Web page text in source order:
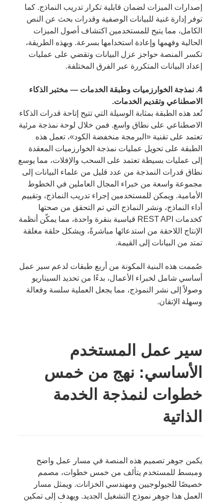
إصدارات الميزات لضمان قابلية تكرار تدريب النماذج. كما
توفر إدارة غنية للبيانات الوصفية وقدرات بحث عن النص
الكامل، مما يتيح للمستخدمين اكتشاف أصول الميزات
الحالية وفهمها وإعادة استخدامها بسرعة. وبهذه الطريقة،
تكسر المنصة حواجز عزل البيانات وتقضي على عمليات
إعداد البيانات المتكررة عبر الفرق المختلفة.
4. نمذجة الخوارزميات وطبقة الخدمات — مختبر الذكاء
الاصطناعي وتقديم الخدمات.
تُعد هذه الطبقة بمثابة الوسيلة التي تتيح إتاحة قدرات الذكاء
الاصطناعي على نطاق واسع. فمن خلال لوحة نمذجة مرئية
تعتمد على تقنية «البرمجة منخفضة الكود»، تعمل هذه
الطبقة على تحويل عمليات نمذجة الخوارزميات المعقدة
إلى عمليات بسيطة تعتمد على السحب والإفلات، مما يوسع
نطاق قدرات النمذجة من عدد قليل من علماء البيانات إلى
مجموعة واسعة من خبراء المجال العاملين في الخطوط
الأمامية. ويمكن للمستخدمين إجراء تدريب النماذج، وتقييم
أداء النماذج، ونشر النماذج التي تم التحقق من صحتها
كخدمات REST API قياسية بنقرة واحدة، مما يمكّن أنظمة
الإنتاج اللاحقة من استدعائها مباشرةً، ويشكل حلقة مغلقة
تمتد من البيانات إلى القيمة.
صُممت هذه البنية المكونة من أربع طبقات لدعم سير عمل
أساسي شامل لخبراء الأعمال، بدءًا من تحديد السيناريو
وصولاً إلى نشر النموذج، مما يجعل العملية سلسة وفعالة
وسهلة الإتقان.
سير عمل المستخدم
الأساسي: نهج من خمس
خطوات لنمذجة الخدمة
الذاتية
يكمن جوهر تصميم هذه المنصة في مسار عمل واضح
ومبسط للمستخدم يتألف من خمس خطوات، مصمم
خصيصًا للجيولوجيين ومهندسي الخزانات. ويمثل مسار
العمل هذا جوهر نموذج التشغيل الجديد. ويهدف إلى تمكين